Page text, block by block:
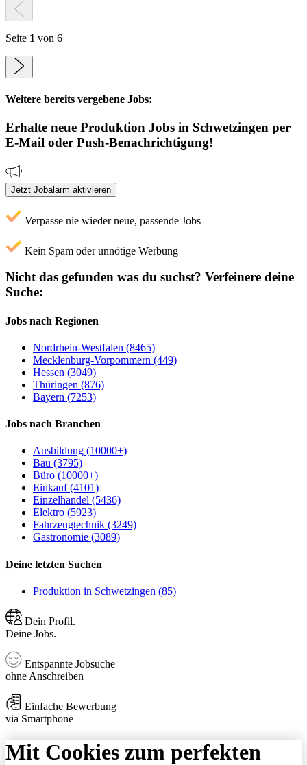
Seite 1 von 6
Weitere bereits vergebene Jobs:
Erhalte neue Produktion Jobs in Schwetzingen per
E-Mail oder Push-Benachrichtigung!
Jetzt Jobalarm aktivieren
Verpasse nie wieder neue, passende Jobs
Kein Spam oder unnötige Werbung
Nicht das gefunden was du suchst? Verfeinere deine
Suche:
Jobs nach Regionen
Nordrhein-Westfalen (8465)
Mecklenburg-Vorpommern (449)
Hessen (3049)
Thüringen (876)
Bayern (7253)
Jobs nach Branchen
Ausbildung (10000+)
Bau (3795)
Büro (10000+)
Einkauf (4101)
Einzelhandel (5436)
Elektro (5923)
Fahrzeugtechnik (3249)
Gastronomie (3089)
Deine letzten Suchen
Produktion in Schwetzingen (85)
Dein Profil.
Deine Jobs.
Entspannte Jobsuche
ohne Anschreiben
Einfache Bewerbung
via Smartphone
Mit Cookies zum perfekten